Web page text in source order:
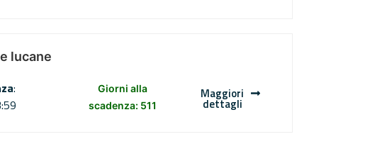
lucane
:
Giorni alla
scadenza: 511
Maggiori
dettagli